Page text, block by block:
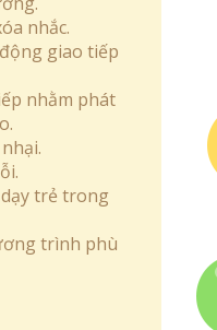
nhắc.
giao tiếp
nhằm phát
trẻ trong
trình phù